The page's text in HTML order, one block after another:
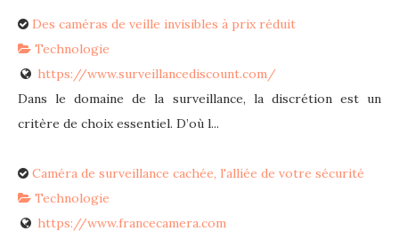
Des caméras de veille invisibles à prix réduit
Technologie
https://www.surveillancediscount.com/
Dans le domaine de la surveillance, la discrétion est un
critère de choix essentiel. D’où l...
Caméra de surveillance cachée, l'alliée de votre sécurité
Technologie
https://www.francecamera.com